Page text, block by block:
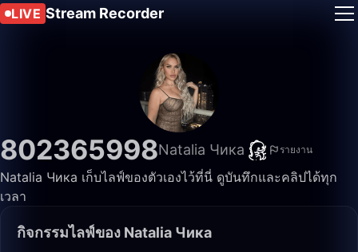
LIVE Stream Recorder
802365998Natalia Чика รายงาน
Natalia Чика เก็บไลฟ์ของตัวเองไว้ที่นี่ ดูบันทึกและคลิปได้ทุก
เวลา
กิจกรรมไลฟ์ของ Natalia Чика